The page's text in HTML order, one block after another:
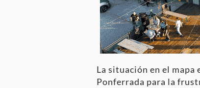
La situación en el mapa
Ponferrada para la